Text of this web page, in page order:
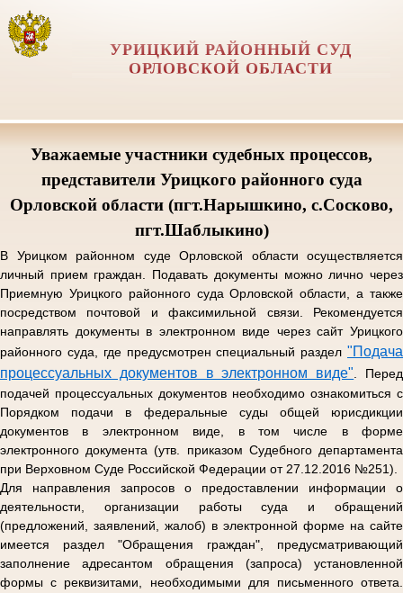
УРИЦКИЙ РАЙОННЫЙ СУД
ОРЛОВCКОЙ ОБЛАСТИ
Уважаемые участники судебных процессов,
представители Урицкого районного суда
Орловской области (пгт.Нарышкино, с.Сосково,
пгт.Шаблыкино)
В Урицком районном суде Орловской области осуществляется
личный прием граждан. Подавать документы можно лично через
Приемную Урицкого районного суда Орловской области, а также
посредством почтовой и факсимильной связи. Рекомендуется
направлять документы в электронном виде через сайт Урицкого
районного суда, где предусмотрен специальный раздел "Подача
процессуальных документов в электронном виде" . Перед
подачей процессуальных документов необходимо ознакомиться с
Порядком подачи в федеральные суды общей юрисдикции
документов в электронном виде, в том числе в форме
электронного документа (утв. приказом Судебного департамента
при Верховном Суде Российской Федерации от 27.12.2016 №251).
Для направления запросов о предоставлении информации о
деятельности, организации работы суда и обращений
(предложений, заявлений, жалоб) в электронной форме на сайте
имеется раздел "Обращения граждан", предусматривающий
заполнение адресантом обращения (запроса) установленной
формы с реквизитами, необходимыми для письменного ответа.